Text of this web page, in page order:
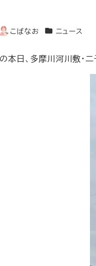
著
こばなお カテゴリー
ニュース
本日、多摩川河川敷・